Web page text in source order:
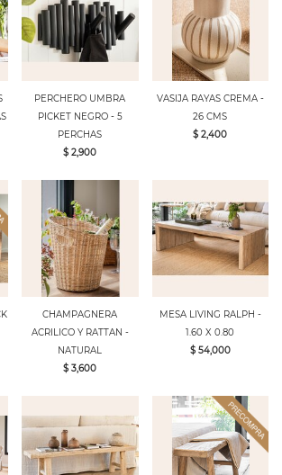
PERCHERO UMBRA
PICKET NEGRO - 5
PERCHAS
$ 2,900
VASIJA RAYAS CREMA -
26 CMS
$ 2,400
CHAMPAGNERA
ACRILICO Y RATTAN -
NATURAL
$ 3,600
MESA LIVING RALPH -
1.60 X 0.80
$ 54,000